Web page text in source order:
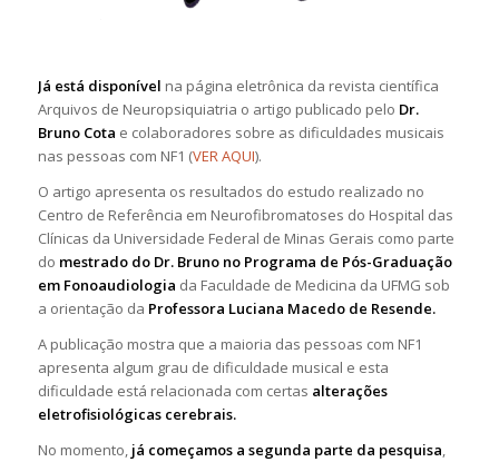
Já está disponível na página eletrônica da revista científica
Arquivos de Neuropsiquiatria o artigo publicado pelo Dr.
Bruno Cota e colaboradores sobre as dificuldades musicais
nas pessoas com NF1 (VER AQUI).
O artigo apresenta os resultados do estudo realizado no
Centro de Referência em Neurofibromatoses do Hospital das
Clínicas da Universidade Federal de Minas Gerais como parte
do mestrado do Dr. Bruno no Programa de Pós-Graduação
em Fonoaudiologia da Faculdade de Medicina da UFMG sob
a orientação da Professora Luciana Macedo de Resende.
A publicação mostra que a maioria das pessoas com NF1
apresenta algum grau de dificuldade musical e esta
dificuldade está relacionada com certas alterações
eletrofisiológicas cerebrais.
No momento, já começamos a segunda parte da pesquisa,